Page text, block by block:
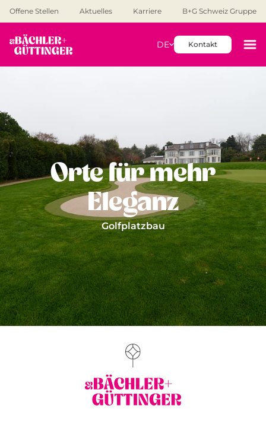
Offene Stellen Aktuelles Karriere B+G Schweiz Gruppe
DE Kontakt
Orte für mehr
Eleganz
Golfplatzbau